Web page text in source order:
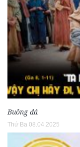
Buông đá
Thứ Ba 08.04.2025